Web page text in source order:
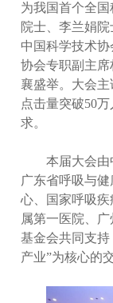
为我国首个全
院士、李兰娟
中国科学技术
协会专职副主
襄盛举。大会
点击量突破50
求。
本届大会由
广东省呼吸与
心、国家呼吸
属第一医院、
基金会共同支
产业”为核心的